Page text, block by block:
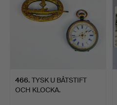
466. TYSK U BÅTSTIFT
OCH KLOCKA.